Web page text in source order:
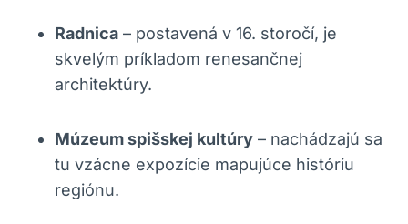
Radnica – postavená v 16. storočí, je
skvelým príkladom renesančnej
architektúry.
Múzeum spišskej kultúry – nachádzajú sa
tu vzácne expozície mapujúce históriu
regiónu.